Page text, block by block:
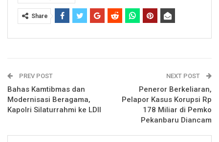
Share
PREV POST
Bahas Kamtibmas dan
Modernisasi Beragama,
Kapolri Silaturrahmi ke LDII
NEXT POST
Peneror Berkeliaran,
Pelapor Kasus Korupsi Rp
178 Miliar di Pemko
Pekanbaru Diancam